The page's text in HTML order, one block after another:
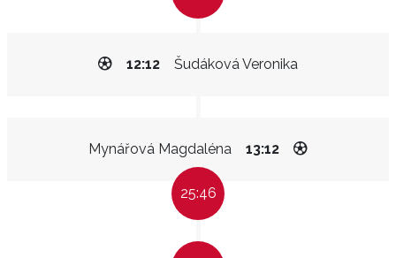
Šudáková Veronika
12:12
Mynářová Magdaléna 13:12
25:46